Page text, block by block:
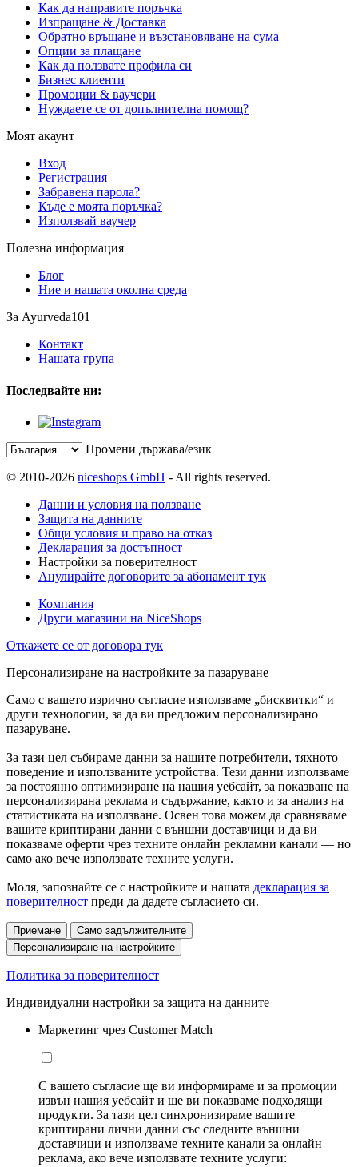
Как да направите поръчка
Изпращане & Доставка
Обратно връщане и възстановяване на сума
Опции за плащане
Как да ползвате профила си
Бизнес клиенти
Промоции & ваучери
Нуждаете се от допълнителна помощ?
Моят акаунт
Вход
Регистрация
Забравена парола?
Къде е моята поръчка?
Използвай ваучер
Полезна информация
Блог
Ние и нашата околна среда
За Ayurveda101
Контакт
Нашата група
Последвайте ни:
Промени държава/език
© 2010-2026 niceshops GmbH - All rights reserved.
Данни и условия на ползване
Защита на данните
Общи условия и право на отказ
Декларация за достъпност
Настройки за поверителност
Анулирайте договорите за абонамент тук
Компания
Други магазини на NiceShops
Откажете се от договора тук
Персонализиране на настройките за пазаруване
Само с вашето изрично съгласие използваме „бисквитки“ и
други технологии, за да ви предложим персонализирано
пазаруване.
За тази цел събираме данни за нашите потребители, тяхното
поведение и използваните устройства. Тези данни използваме
за постоянно оптимизиране на нашия уебсайт, за показване на
персонализирана реклама и съдържание, както и за анализ на
статистиката на използване. Освен това можем да сравняваме
вашите криптирани данни с външни доставчици и да ви
показваме оферти чрез техните онлайн рекламни канали — но
само ако вече използвате техните услуги.
Моля, запознайте се с настройките и нашата декларация за
поверителност преди да дадете съгласието си.
Приемане
Само задължителните
Персонализиране на настройките
Политика за поверителност
Индивидуални настройки за защита на данните
Маркетинг чрез Customer Match
С вашето съгласие ще ви информираме и за промоции
извън нашия уебсайт и ще ви показваме подходящи
продукти. За тази цел синхронизираме вашите
криптирани лични данни със следните външни
доставчици и използваме техните канали за онлайн
реклама, ако вече използвате техните услуги: